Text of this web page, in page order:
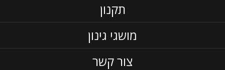
תקנון
מושגי גינון
צור קשר